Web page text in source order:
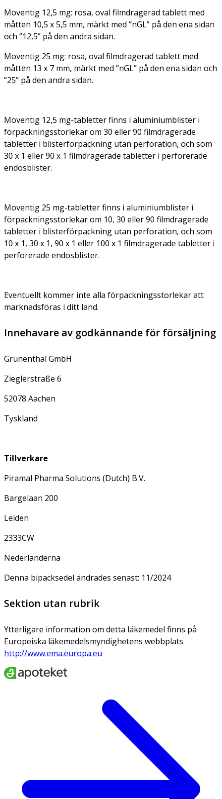
Moventig 12,5 mg: rosa, oval filmdragerad tablett med
måtten 10,5 x 5,5 mm, märkt med ”nGL” på den ena sidan
och ”12,5” på den andra sidan.
Moventig 25 mg: rosa, oval filmdragerad tablett med
måtten 13 x 7 mm, märkt med ”nGL” på den ena sidan och
”25” på den andra sidan.
Moventig 12,5 mg-tabletter finns i aluminiumblister i
förpackningsstorlekar om 30 eller 90 filmdragerade
tabletter i blisterförpackning utan perforation, och som
30 x 1 eller 90 x 1 filmdragerade tabletter i perforerade
endosblister.
Moventig 25 mg-tabletter finns i aluminiumblister i
förpackningsstorlekar om 10, 30 eller 90 filmdragerade
tabletter i blisterförpackning utan perforation, och som
10 x 1, 30 x 1, 90 x 1 eller 100 x 1 filmdragerade tabletter i
perforerade endosblister.
Eventuellt kommer inte alla förpackningsstorlekar att
marknadsföras i ditt land.
Innehavare av godkännande för försäljning
Grünenthal GmbH
Zieglerstraße 6
52078 Aachen
Tyskland
Tillverkare
Piramal Pharma Solutions (Dutch) B.V.
Bargelaan 200
Leiden
2333CW
Nederländerna
Denna bipacksedel ändrades senast: 11/2024
Sektion utan rubrik
Ytterligare information om detta läkemedel finns på
Europeiska läkemedelsmyndighetens webbplats
http://www.ema.europa.eu